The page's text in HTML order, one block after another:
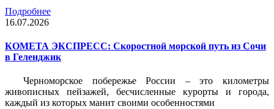
Подробнее
16.07.2026
КОМЕТА ЭКСПРЕСС: Скоростной морской путь из Сочи
в Геленджик
Черноморское побережье России – это километры
живописных пейзажей, бесчисленные курорты и города,
каждый из которых манит своими особенностями